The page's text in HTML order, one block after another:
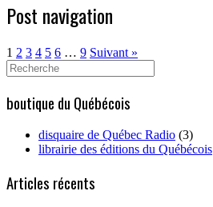
Post navigation
1 2 3 4 5 6 … 9 Suivant »
Search
for:
boutique du Québécois
disquaire de Québec Radio (3)
librairie des éditions du Québécois
Articles récents